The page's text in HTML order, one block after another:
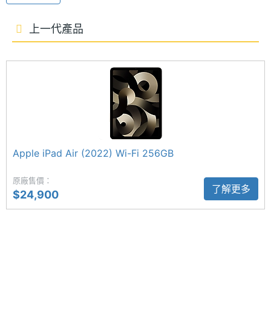
頭，支援最高 5 倍數位變焦，採用 Focus Pixels 的自
動對焦技術，擁有最高 4K 60fps 錄影能力。
Apple iPad Air 13 (2024) Wi-Fi 512GB 功能特色
◎ 採用 iPadOS 17 作業系統
◎ 13 吋 2,732 x 2,048pixels 解析度 Liquid Retina
◎ 內建 Apple M2 晶片
◎ 8GB RAM + 512GB ROM
尺寸
2732x2048 pixels
最大亮
主螢幕
材質
上一代產品
Apple iPad Air (2022) Wi-Fi 256GB
原廠售價：
$24,900 了解更多